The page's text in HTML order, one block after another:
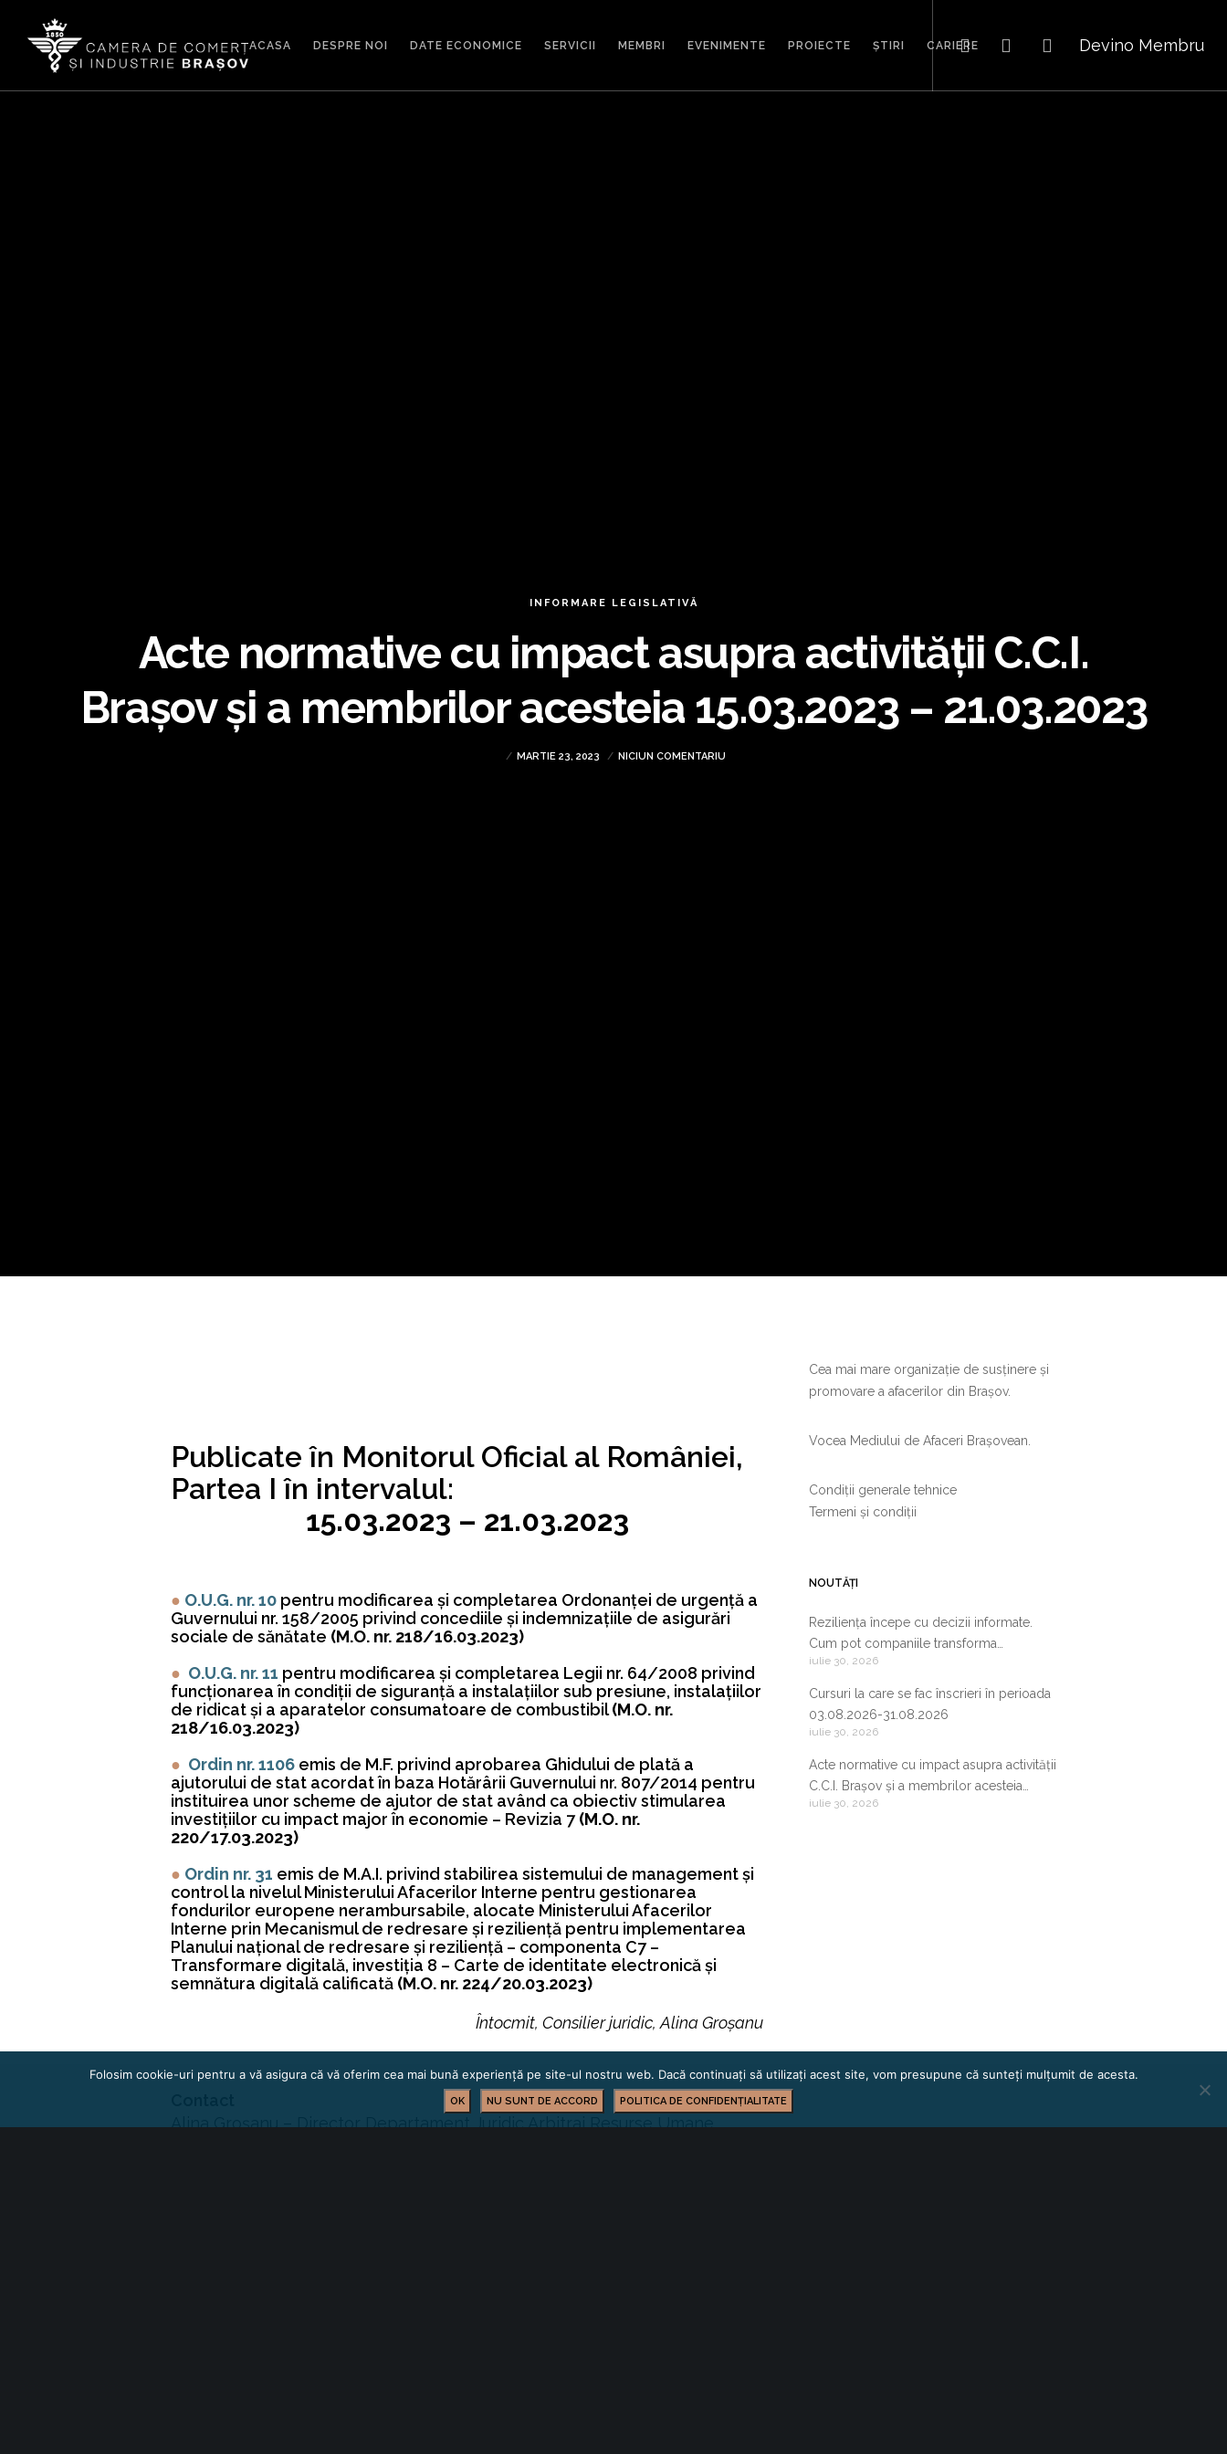
Devino Membru
ACASA DESPRE NOI DATE ECONOMICE SERVICII MEMBRI EVENIMENTE PROIECTE ȘTIRI CARIERE
INFORMARE LEGISLATIVĂ
Acte normative cu impact asupra activității C.C.I.
Brașov și a membrilor acesteia 15.03.2023 – 21.03.2023
MARTIE 23, 2023 NICIUN COMENTARIU
Publicate în Monitorul Oficial al României,
Partea I în intervalul:
15.03.2023 – 21.03.2023
● O.U.G. nr. 10 pentru modificarea şi completarea Ordonanţei de urgenţă a
Guvernului nr. 158/2005 privind concediile şi indemnizaţiile de asigurări
sociale de sănătate (M.O. nr. 218/16.03.2023)
● O.U.G. nr. 11 pentru modificarea şi completarea Legii nr. 64/2008 privind
funcţionarea în condiţii de siguranţă a instalaţiilor sub presiune, instalaţiilor
de ridicat şi a aparatelor consumatoare de combustibil(M.O. nr.
218/16.03.2023)
● Ordin nr. 1106 emis de M.F. privind aprobarea Ghidului de plată a
ajutorului de stat acordat în baza Hotărârii Guvernului nr. 807/2014 pentru
instituirea unor scheme de ajutor de stat având ca obiectiv stimularea
investiţiilor cu impact major în economie – Revizia 7(M.O. nr.
220/17.03.2023)
● Ordin nr. 31 emis de M.A.I. privind stabilirea sistemului de management şi
control la nivelul Ministerului Afacerilor Interne pentru gestionarea
fondurilor europene nerambursabile, alocate Ministerului Afacerilor
Interne prin Mecanismul de redresare şi rezilienţă pentru implementarea
Planului naţional de redresare şi rezilienţă – componenta C7 –
Transformare digitală, investiţia 8 – Carte de identitate electronică şi
semnătura digitală calificată (M.O. nr. 224/20.03.2023)
Întocmit, Consilier juridic, Alina Groșanu
Alina Groșanu – Director Departament Juridic Arbitraj Resurse Umane
Cea mai mare organizație de susținere și
promovare a afacerilor din Brașov.
Vocea Mediului de Afaceri Brașovean.
Condiții generale tehnice
Termeni și condiții
NOUTĂȚI
Reziliența începe cu decizii informate.
Cum pot companiile transforma
informația de business într-un avantaj
competitiv
iulie 30, 2026
Cursuri la care se fac înscrieri în perioada
03.08.2026-31.08.2026
iulie 30, 2026
Acte normative cu impact asupra activității
C.C.I. Brașov și a membrilor acesteia
22.07.2026-29.07.2026
iulie 30, 2026
Folosim cookie-uri pentru a vă asigura că vă oferim cea mai bună experiență pe site-ul nostru web. Dacă continuați să utilizați acest site, vom presupune că sunteți mulțumit de acesta.
OK NU SUNT DE ACCORD POLITICA DE CONFIDENȚIALITATE